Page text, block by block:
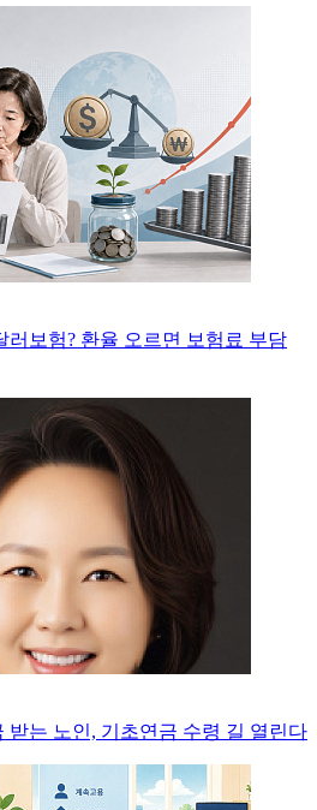
러보험? 환율 오르면 보험료 부담
받는 노인, 기초연금 수령 길 열린다